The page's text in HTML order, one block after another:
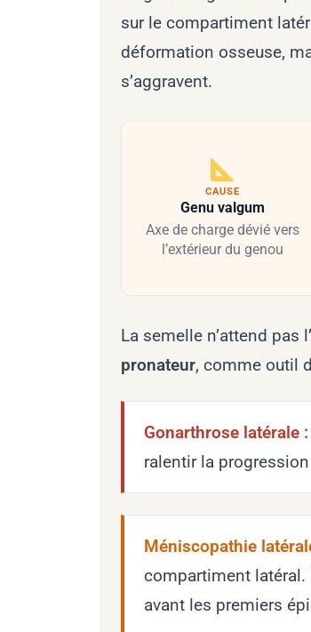
sur le compartiment
déformation osseuse,
s’aggravent.
CAUSE
Genu valgum
Axe de charge dévié vers
l’extérieur du genou
La semelle n’attend
pronateur, comme outil
Gonarthrose latérale :
ralentir la
Méniscopathie
compartiment latéral.
avant les premiers